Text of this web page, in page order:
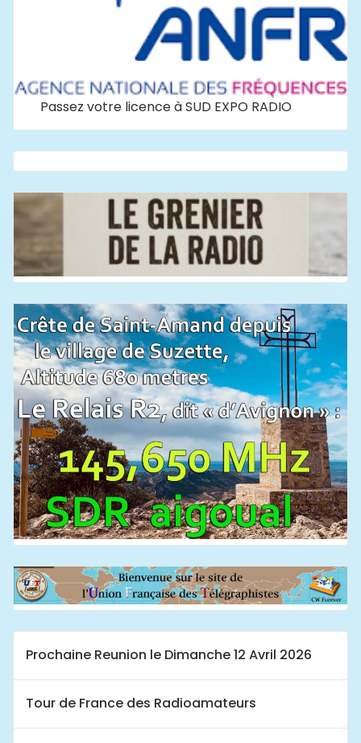
Passez votre licence à SUD EXPO RADIO
Prochaine Reunion le Dimanche 12 Avril 2026
Tour de France des Radioamateurs